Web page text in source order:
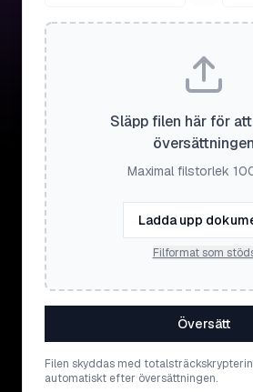
Släpp filen här för
översättningen
Maximal filstorlek
Ladda upp
Filformat som
Översätt
Filen skyddas med
automatiskt efter översättningen.